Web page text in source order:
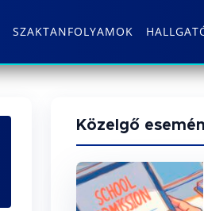
SZAKTANFOLYAMOK
Közelgő